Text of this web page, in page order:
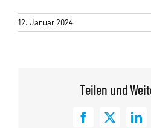
12. Januar 2024
Teilen und
Facebook
X